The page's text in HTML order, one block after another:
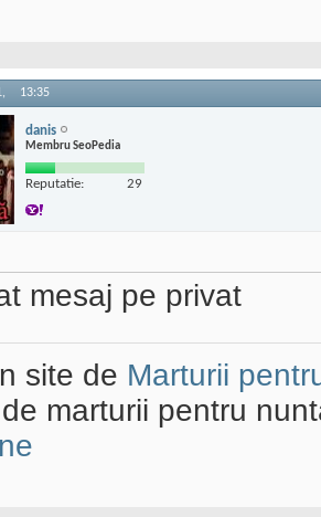
13:35
danis
Membru SeoPedia
Reputatie: 29
mesaj pe privat
site de Marturii
marturii pentru